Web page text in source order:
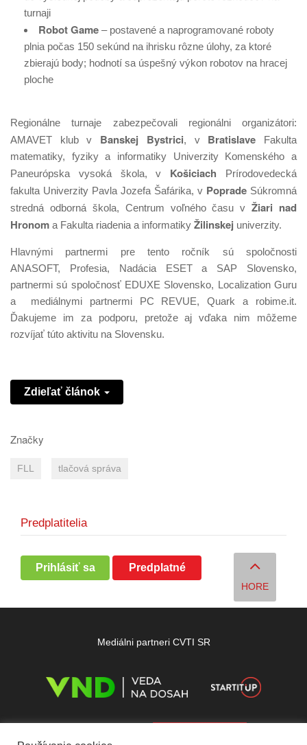
turnaji
Robot Game – postavené a naprogramované roboty
plnia počas 150 sekúnd na ihrisku rôzne úlohy, za ktoré
zbierajú body; hodnotí sa úspešný výkon robotov na hracej
ploche
Regionálne turnaje zabezpečovali regionálni organizátori:
AMAVET klub v
Banskej Bystrici, vBratislave Fakulta
matematiky, fyziky a informatiky Univerzity Komenského a
Paneurópska vysoká škola, v
Košiciach Prírodovedecká
fakulta Univerzity Pavla Jozefa Šafárika, v Poprade Súkromná
stredná odborná škola, Centrum voľného času v Žiari nad
Hronom a Fakulta riadenia a informatiky Žilinskej univerzity.
Hlavnými partnermi pre tento ročník sú spoločnosti
ANASOFT, Profesia, Nadácia ESET a SAP Slovensko,
partnermi sú spoločnosť EDUXE Slovensko, Localization Guru
a mediálnymi partnermi PC REVUE, Quark a robime.it.
Ďakujeme im za podporu, pretože aj vďaka nim môžeme
rozvíjať túto aktivitu na Slovensku.
Zdieľať článok
Značky
FLL tlačová správa
Predplatitelia
Prihlásiť sa Predplatné
HORE
Mediálni partneri CVTI SR